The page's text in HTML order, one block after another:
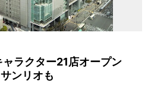
ャラクター21店オープン
ンリオも